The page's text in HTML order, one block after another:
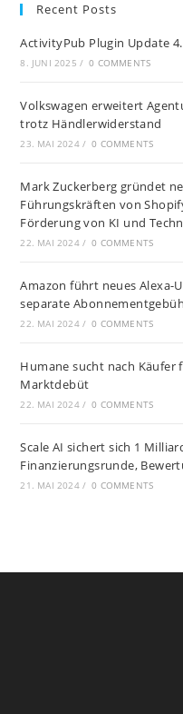
Recent Posts
ActivityPub Plugin Update
8. JUNI 2025 / 0 COMMENTS
Volkswagen erweitert
trotz Händlerwiderstand
23. MAI 2024 / 0 COMMENTS
Mark Zuckerberg gründet
Führungskräften von
Förderung von KI und
22. MAI 2024 / 0 COMMENTS
Amazon führt neues Alexa-
separate
22. MAI 2024 / 0 COMMENTS
Humane sucht nach Käufer
Marktdebüt
22. MAI 2024 / 0 COMMENTS
Scale AI sichert sich 1
Finanzierungsrunde,
21. MAI 2024 / 0 COMMENTS